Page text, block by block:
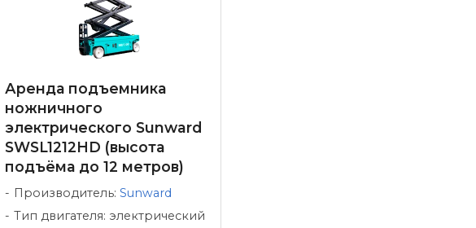
Аренда подъемника
ножничного
электрического Sunward
SWSL1212HD (высота
подъёма до 12 метров)
Производитель: Sunward
Тип двигателя: электрический